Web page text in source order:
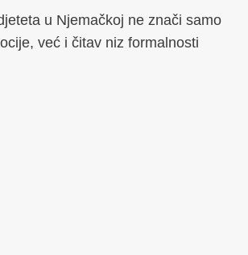
u Njemačkoj ne znači samo
već i čitav niz formalnosti